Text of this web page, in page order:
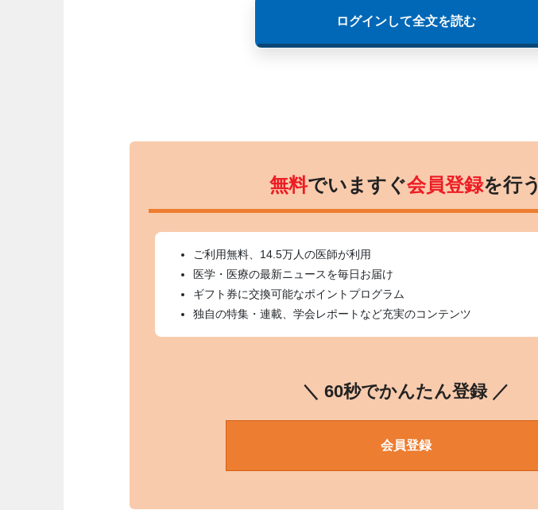
ログインして全文を読む
無料でいますぐ会員登録を行う
ご利用無料、14.5万人の医師が利用
医学・医療の最新ニュースを毎日お届け
ギフト券に交換可能なポイントプログラム
独自の特集・連載、学会レポートなど充実のコンテンツ
＼ 60秒でかんたん登録 ／
会員登録